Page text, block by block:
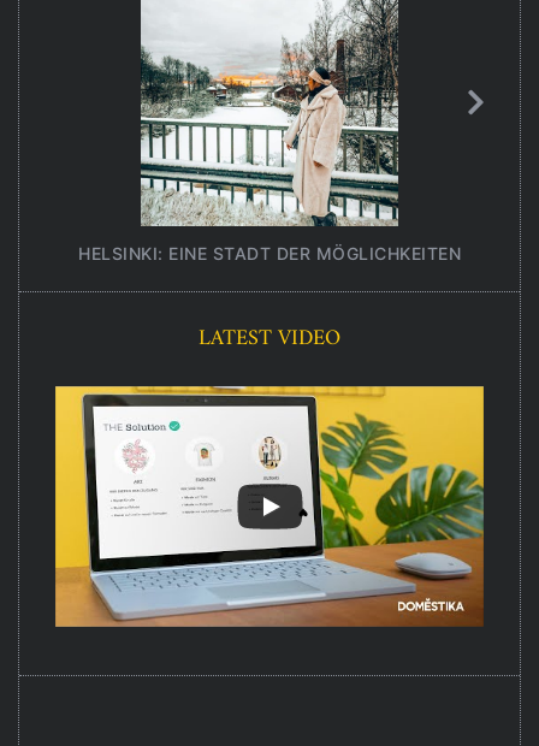
HELSINKI: EINE STADT DER MÖGLICHKEITEN
LATEST VIDEO